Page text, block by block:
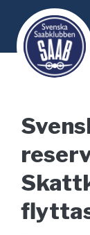
content